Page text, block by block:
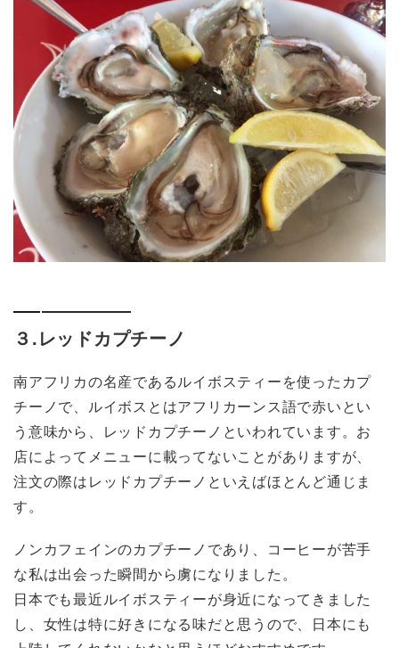
３.レッドカプチーノ
南アフリカの名産であるルイボスティーを使ったカプ
チーノで、ルイボスとはアフリカーンス語で赤いとい
う意味から、レッドカプチーノといわれています。お
店によってメニューに載ってないことがありますが、
注文の際はレッドカプチーノといえばほとんど通じま
す。
ノンカフェインのカプチーノであり、コーヒーが苦手
な私は出会った瞬間から虜になりました。
日本でも最近ルイボスティーが身近になってきました
し、女性は特に好きになる味だと思うので、日本にも